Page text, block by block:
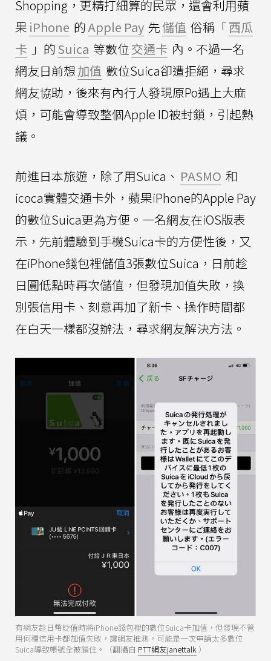
Shopping，更精打細算的民眾，還會利用蘋
果 iPhone 的Apple Pay 先儲值 俗稱「西瓜
卡 」的Suica 等數位 交通卡 內。不過一名
網友日前想加值 數位Suica卻遭拒絕，尋求
網友協助，後來有內行人發現原Po遇上大麻
煩，可能會導致整個Apple ID被封鎖，引起熱
議。
前進日本旅遊，除了用Suica、 PASMO 和
icoca實體交通卡外，蘋果iPhone的Apple Pay
的數位Suica更為方便。一名網友在iOS版表
示，先前體驗到手機Suica卡的方便性後，又
在iPhone錢包裡儲值3張數位Suica，日前趁
日圓低點時再次儲值，但發現加值失敗，換
別張信用卡、刻意再加了新卡、操作時間都
在白天一樣都沒辦法，尋求網友解決方法。
有網友趁日幣貶值時將iPhone錢包裡的數位Suica卡加值，但發現不管
用何種信用卡都加值失敗，讓網友推測，可能是一次申請太多數位
Suica導致帳號全被鎖住。（翻攝自 PTT網友janettalk ）